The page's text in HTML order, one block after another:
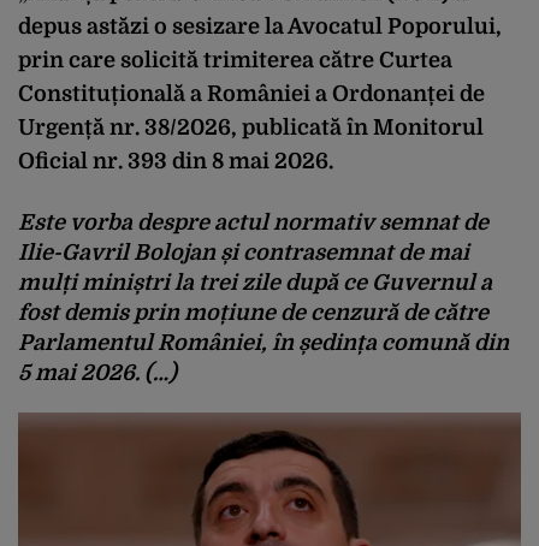
depus astăzi o sesizare la Avocatul Poporului,
prin care solicită trimiterea către Curtea
Constituțională a României a Ordonanței de
Urgență nr. 38/2026, publicată în Monitorul
Oficial nr. 393 din 8 mai 2026.
Este vorba despre actul normativ semnat de
Ilie-Gavril Bolojan și contrasemnat de mai
mulți miniștri la trei zile după ce Guvernul a
fost demis prin moțiune de cenzură de către
Parlamentul României, în ședința comună din
5 mai 2026. (…)